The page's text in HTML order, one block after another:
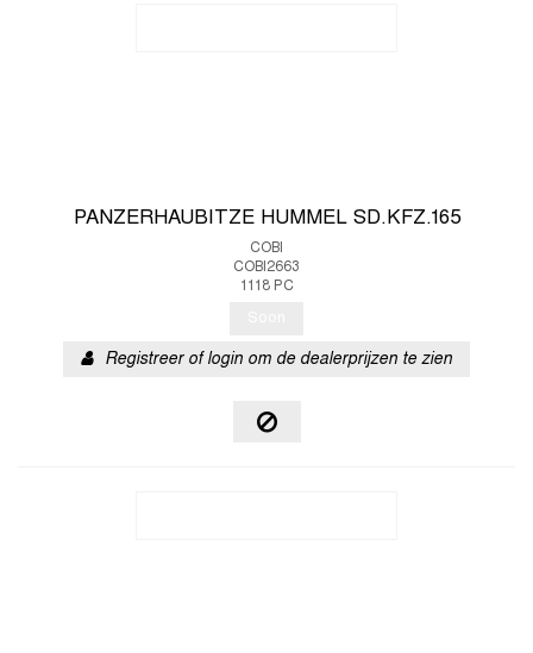
PANZERHAUBITZE HUMMEL SD.KFZ.165
COBI
COBI2663
1118 PC
Registreer of login om de dealerprijzen te zien